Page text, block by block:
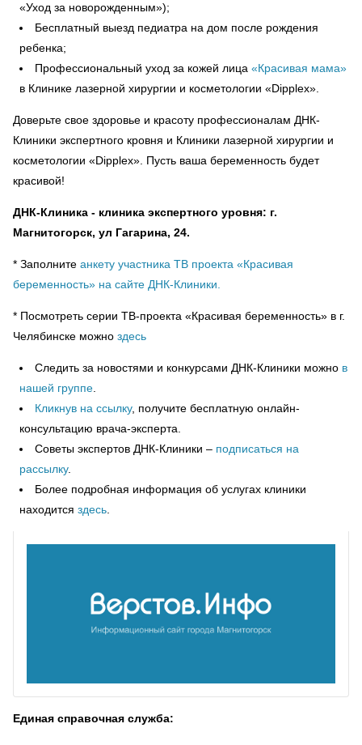
«Уход за новорожденным»);
Бесплатный выезд педиатра на дом после рождения
ребенка;
Профессиональный уход за кожей лица «Красивая мама»
в Клинике лазерной хирургии и косметологии «Dipplex».
Доверьте свое здоровье и красоту профессионалам ДНК-
Клиники экспертного кровня и Клиники лазерной хирургии и
косметологии «Dipplex». Пусть ваша беременность будет
красивой!
ДНК-Клиника - клиника экспертного уровня: г.
Магнитогорск, ул Гагарина, 24.
* Заполните анкету участника ТВ проекта «Красивая
беременность» на сайте ДНК-Клиники.
* Посмотреть серии ТВ-проекта «Красивая беременность» в г.
Челябинске можно здесь
Следить за новостями и конкурсами ДНК-Клиники можно в
нашей группе
Кликнув на ссылку, получите бесплатную онлайн-
консультацию врача-эксперта.
Советы экспертов ДНК-Клиники – подписаться на
рассылку.
Более подробная информация об услугах клиники
находится здесь
Единая справочная служба: